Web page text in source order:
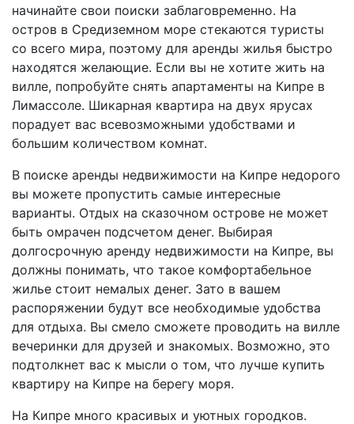
начинайте свои поиски заблаговременно. На
остров в Средиземном море стекаются туристы
со всего мира, поэтому для аренды жилья быстро
находятся желающие. Если вы не хотите жить на
вилле, попробуйте снять апартаменты на Кипре в
Лимассоле. Шикарная квартира на двух ярусах
порадует вас всевозможными удобствами и
большим количеством комнат.
В поиске аренды недвижимости на Кипре недорого
вы можете пропустить самые интересные
варианты. Отдых на сказочном острове не может
быть омрачен подсчетом денег. Выбирая
долгосрочную аренду недвижимости на Кипре, вы
должны понимать, что такое комфортабельное
жилье стоит немалых денег. Зато в вашем
распоряжении будут все необходимые удобства
для отдыха. Вы смело сможете проводить на вилле
вечеринки для друзей и знакомых. Возможно, это
подтолкнет вас к мысли о том, что лучше купить
квартиру на Кипре на берегу моря.
На Кипре много красивых и уютных городков.